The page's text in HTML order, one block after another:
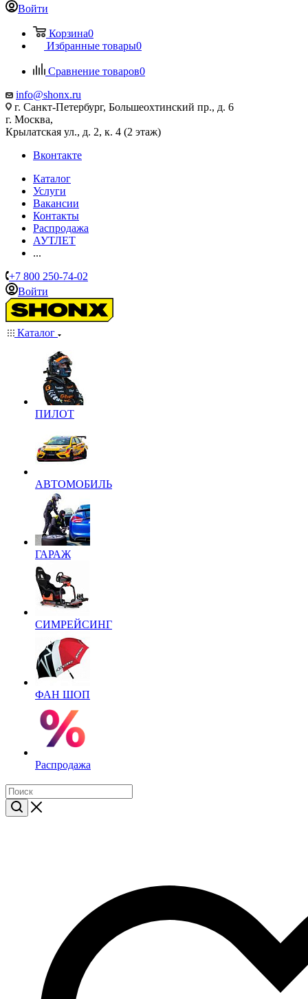
Войти
Корзина0
Избранные товары0
Сравнение товаров0
info@shonx.ru
г. Санкт-Петербург, Большеохтинский пр., д. 6
г. Москва,
Крылатская ул., д. 2, к. 4 (2 этаж)
Вконтакте
Каталог
Услуги
Вакансии
Контакты
Распродажа
АУТЛЕТ
...
+7 800 250-74-02
Войти
Каталог
ПИЛОТ
АВТОМОБИЛЬ
ГАРАЖ
СИМРЕЙСИНГ
ФАН ШОП
Распродажа